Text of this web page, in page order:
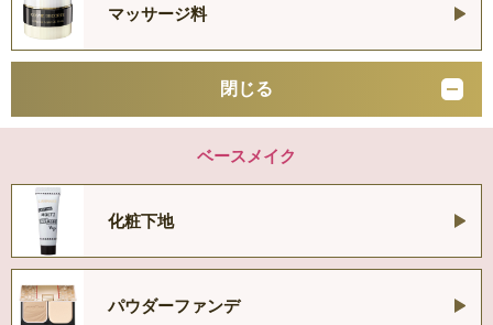
マッサージ料
閉じる
ベースメイク
化粧下地
パウダーファンデ